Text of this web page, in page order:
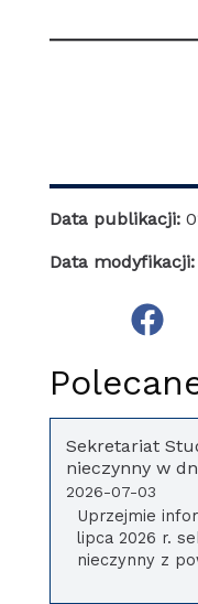
Data publikacji:
Data modyfikacji:
Sekretariat
nieczynny w
2026-07-03
Uprzejmie
lipca 2026 r.
nieczynny z